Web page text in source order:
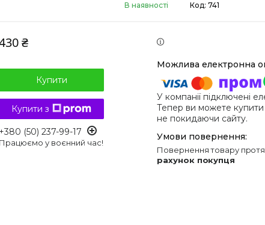
В наявності Код: 741
₴
Купити
Купити з
+380 (50) 237-99-17
Працюємо у воєнний час!
У компанії підключені
Тепер ви можете
не покидаючи сайту.
повернення товару
рахунок покупця